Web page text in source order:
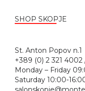
SHOP SKOPJE
St.
+389 (0) 2 321
Monday – Friday
Saturday 10:00-